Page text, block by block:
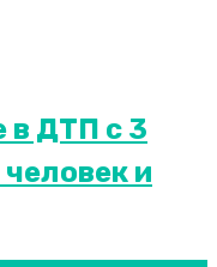
в ДТП с 3
и